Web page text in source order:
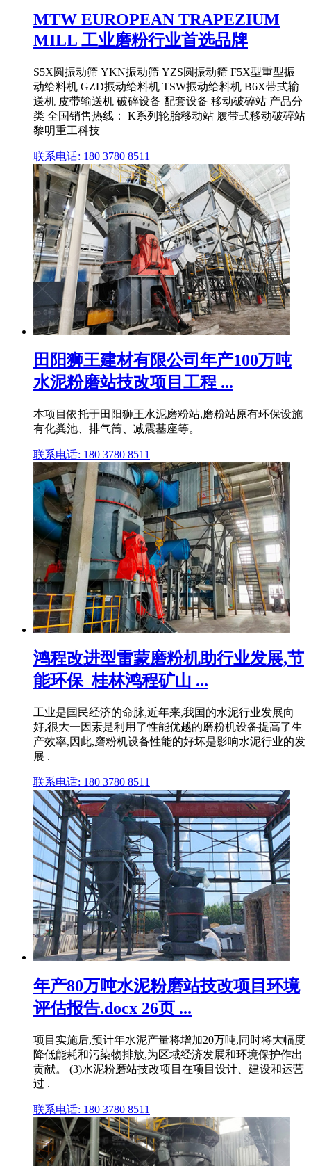
MTW EUROPEAN TRAPEZIUM
MILL 工业磨粉行业首选品牌
S5X圆振动筛 YKN振动筛 YZS圆振动筛 F5X型重型振
动给料机 GZD振动给料机 TSW振动给料机 B6X带式输
送机 皮带输送机 破碎设备 配套设备 移动破碎站 产品分
类 全国销售热线： K系列轮胎移动站 履带式移动破碎站
黎明重工科技
联系电话: 180 3780 8511
田阳狮王建材有限公司年产100万吨
水泥粉磨站技改项目工程 ...
本项目依托于田阳狮王水泥磨粉站,磨粉站原有环保设施
有化粪池、排气筒、减震基座等。
联系电话: 180 3780 8511
鸿程改进型雷蒙磨粉机助行业发展,节
能环保_桂林鸿程矿山 ...
工业是国民经济的命脉,近年来,我国的水泥行业发展向
好,很大一因素是利用了性能优越的磨粉机设备提高了生
产效率,因此,磨粉机设备性能的好坏是影响水泥行业的发
展 .
联系电话: 180 3780 8511
年产80万吨水泥粉磨站技改项目环境
评估报告.docx 26页 ...
项目实施后,预计年水泥产量将增加20万吨,同时将大幅度
降低能耗和污染物排放,为区域经济发展和环境保护作出
贡献。 (3)水泥粉磨站技改项目在项目设计、建设和运营
过 .
联系电话: 180 3780 8511